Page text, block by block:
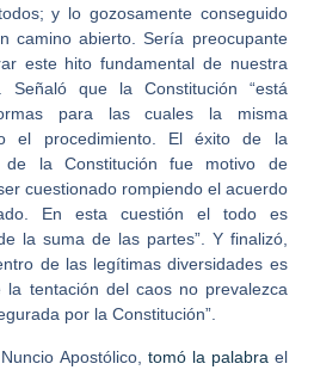
y lo gozosamente conseguido
camino abierto. Sería preocupante
este hito fundamental de nuestra
Señaló que la Constitución “está
para las cuales la misma
el procedimiento. El éxito de la
la Constitución fue motivo de
cuestionado rompiendo el acuerdo
En esta cuestión el todo es
la suma de las partes”. Y finalizó,
de las legítimas diversidades es
la tentación del caos no prevalezca
por la Constitución”.
Apostólico, tomó la palabra el